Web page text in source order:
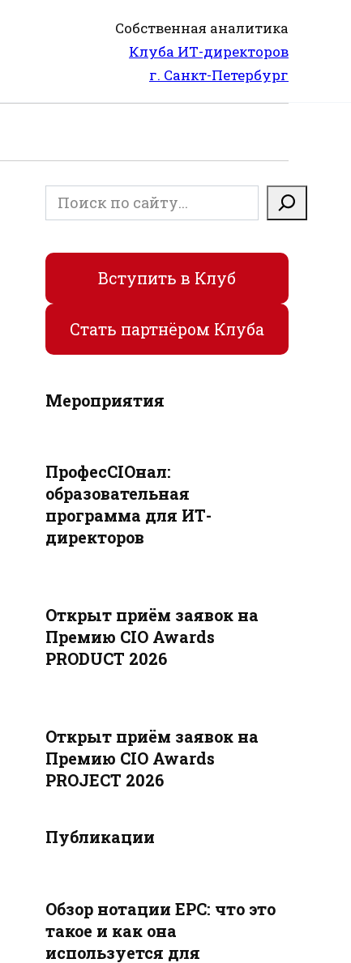
Собственная аналитика
Клуба ИТ-директоров
г. Санкт-Петербург
Поиск
Вступить в Клуб
Стать партнёром Клуба
Мероприятия
ПрофесCIOнал:
образовательная
программа для ИТ-
директоров
Открыт приём заявок на
Премию CIO Awards
PRODUCT 2026
Открыт приём заявок на
Премию CIO Awards
PROJECT 2026
Публикации
Обзор нотации EPC: что это
такое и как она
используется для